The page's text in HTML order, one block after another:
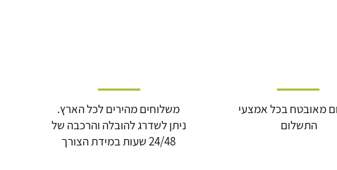
משלוחים מהירים לכל הארץ.
ניתן לשדרג להובלה והרכבה של
24/48 שעות במידת הצורך
מאובטח בכל אמצעי
התשלום